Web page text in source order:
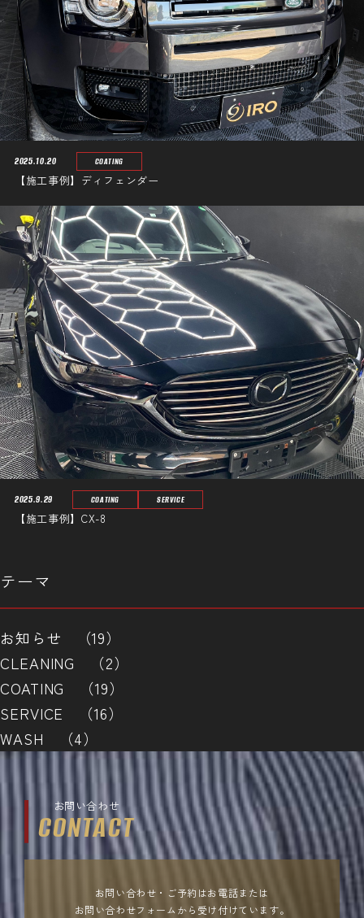
2025.10.20 COATING
【施工事例】ディフェンダー
2025.9.29 COATING SERVICE
【施工事例】CX-8
テーマ
お知らせ （19）
CLEANING （2）
COATING （19）
SERVICE （16）
WASH （4）
お問い合わせ
CONTACT
お問い合わせ・ご予約はお電話または
お問い合わせフォームから受け付けています。